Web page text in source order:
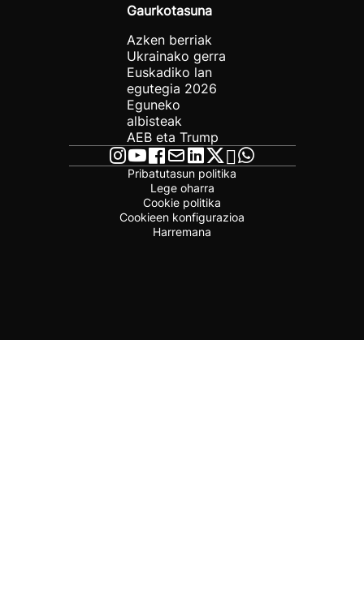
Gaurkotasuna
Azken berriak
Ukrainako gerra
Euskadiko lan
egutegia 2026
Eguneko
albisteak
AEB eta Trump
Pribatutasun politika
Lege oharra
Cookie politika
Cookieen konfigurazioa
Harremana